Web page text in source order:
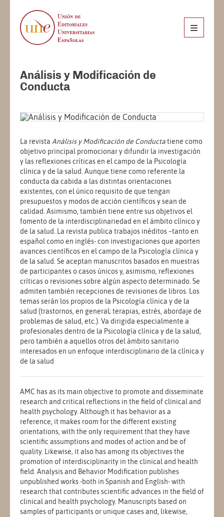
Análisis y Modificación de
Conducta
La revista Análisis y Modificación de Conductatiene como
objetivo principal promocionar y difundir la investigación
y las reflexiones críticas en el campo de la Psicología
clínica y de la salud. Aunque tiene como referente la
conducta da cabida a las distintas orientaciones
existentes, con el único requisito de que tengan
presupuestos y modos de acción científicos y sean de
calidad. Asimismo, también tiene entre sus objetivos el
fomento de la interdisciplinariedad en el ámbito clínico y
de la salud. La revista publica trabajos inéditos –tanto en
español como en inglés- con investigaciones que aporten
avances científicos en el campo de la Psicología clínica y
de la salud. Se aceptan manuscritos basados en muestras
de participantes o casos únicos y, asimismo, reflexiones
críticas o revisiones sobre algún aspecto determinado. Se
admiten también recepciones de revisiones de libros. Los
temas serán los propios de la Psicología clínica y de la
salud (trastornos, en general; terapias, estrés, abordaje de
problemas de salud, etc.). Va dirigida especialmente a
profesionales dentro de la Psicología clínica y de la salud,
pero también a aquellos otros del ámbito sanitario
interesados en un enfoque interdisciplinario de la clínica y
de la salud
AMC has as its main objective to promote and disseminate
research and critical reflections in the field of clinical and
health psychology. Although it has behavior as a
reference, it makes room for the different existing
orientations, with the only requirement that they have
scientific assumptions and modes of action and be of
quality. Likewise, it also has among its objectives the
promotion of interdisciplinarity in the clinical and health
field. Analysis and Behavior Modification publishes
unpublished works -both in Spanish and English- with
research that contributes scientific advances in the field of
clinical and health psychology. Manuscripts based on
samples of participants or unique cases and, likewise,